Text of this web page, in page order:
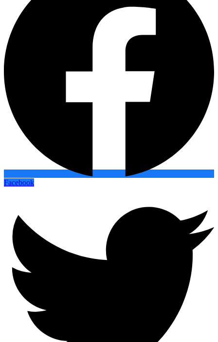
Facebook